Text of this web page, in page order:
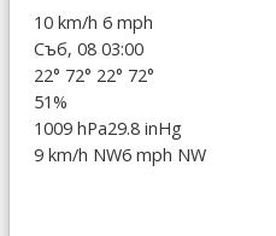
10 km/h 6 mph
Съб, 08 03:00
22° 72° 22° 72°
51%
1009 hPa29.8 inHg
9 km/h NW6 mph NW